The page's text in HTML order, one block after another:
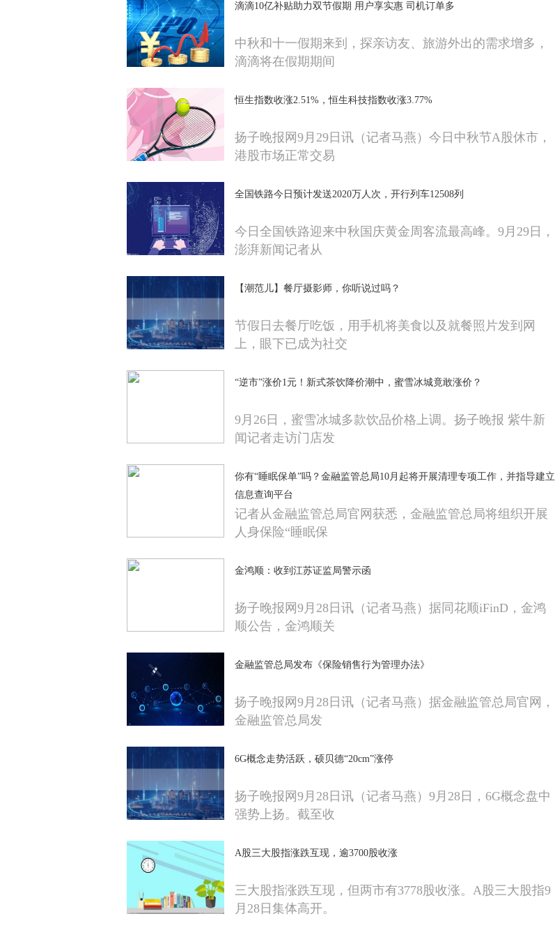
滴滴10亿补贴助力双节假期 用户享实惠 司机订单多
中秋和十一假期来到，探亲访友、旅游外出的需求增多，
滴滴将在假期期间
恒生指数收涨2.51%，恒生科技指数收涨3.77%
扬子晚报网9月29日讯（记者马燕）今日中秋节A股休市，
港股市场正常交易
全国铁路今日预计发送2020万人次，开行列车12508列
今日全国铁路迎来中秋国庆黄金周客流最高峰。9月29日，
澎湃新闻记者从
【潮范儿】餐厅摄影师，你听说过吗？
节假日去餐厅吃饭，用手机将美食以及就餐照片发到网
上，眼下已成为社交
“逆市”涨价1元！新式茶饮降价潮中，蜜雪冰城竟敢涨价？
9月26日，蜜雪冰城多款饮品价格上调。扬子晚报 紫牛新
闻记者走访门店发
你有“睡眠保单”吗？金融监管总局10月起将开展清理专项工作，并指导建立
信息查询平台
记者从金融监管总局官网获悉，金融监管总局将组织开展
人身保险“睡眠保
金鸿顺：收到江苏证监局警示函
扬子晚报网9月28日讯（记者马燕）据同花顺iFinD，金鸿
顺公告，金鸿顺关
金融监管总局发布《保险销售行为管理办法》
扬子晚报网9月28日讯（记者马燕）据金融监管总局官网，
金融监管总局发
6G概念走势活跃，硕贝德“20cm”涨停
扬子晚报网9月28日讯（记者马燕）9月28日，6G概念盘中
强势上扬。截至收
A股三大股指涨跌互现，逾3700股收涨
三大股指涨跌互现，但两市有3778股收涨。A股三大股指9
月28日集体高开。